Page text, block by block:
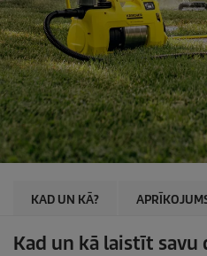
KAD UN KĀ?
Kad un kā laistīt savu